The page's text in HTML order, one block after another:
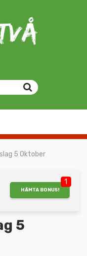
5 Oktober
1
HÄMTA BONUS!
5